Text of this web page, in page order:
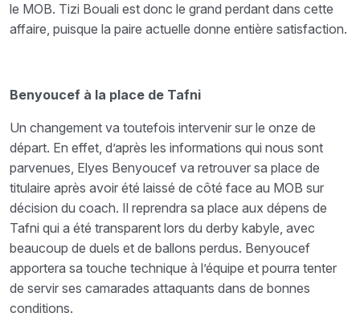
le MOB. Tizi Bouali est donc le grand perdant dans cette
affaire, puisque la paire actuelle donne entière satisfaction.
Benyoucef à la place de Tafni
Un changement va toutefois intervenir sur le onze de
départ. En effet, d’après les informations qui nous sont
parvenues, Elyes Benyoucef va retrouver sa place de
titulaire après avoir été laissé de côté face au MOB sur
décision du coach. Il reprendra sa place aux dépens de
Tafni qui a été transparent lors du derby kabyle, avec
beaucoup de duels et de ballons perdus. Benyoucef
apportera sa touche technique à l’équipe et pourra tenter
de servir ses camarades attaquants dans de bonnes
conditions.